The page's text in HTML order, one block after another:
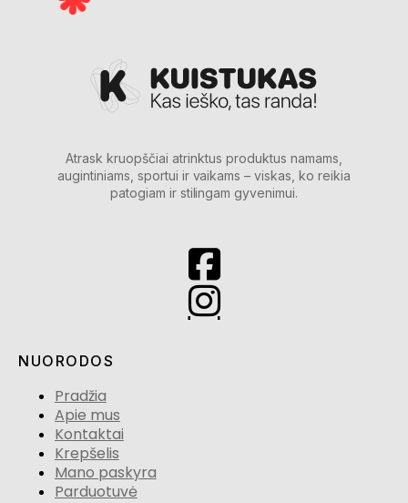
Atrask kruopščiai atrinktus produktus namams,
augintiniams, sportui ir vaikams – viskas, ko reikia
patogiam ir stilingam gyvenimui.
NUORODOS
Pradžia
Apie mus
Kontaktai
Krepšelis
Mano paskyra
Parduotuvė